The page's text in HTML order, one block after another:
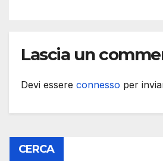
Lascia un
Devi essere connesso per
CERCA